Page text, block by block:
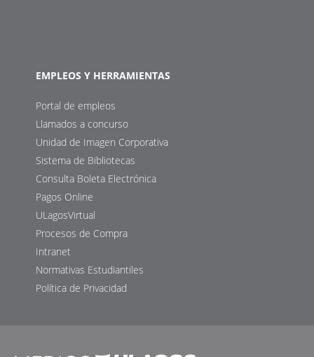
EMPLEOS Y HERRAMIENTAS
Portal de empleos
Llamados a concurso
Unidad de Imagen Corporativa
Sistema de Bibliotecas
Consulta Boleta Electrónica
Pagos Online
ULagosVirtual
Procesos de Compra
Intranet
Normativas Estudiantiles
Política de Privacidad